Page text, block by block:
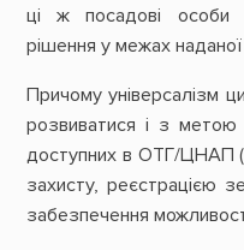
ці ж посадові особи
рішення у межах наданої
Причому універсалізм
розвиватися і з метою
доступних в ОТГ/ЦНАП
захисту, реєстрацією
забезпечення